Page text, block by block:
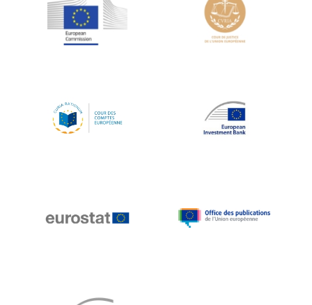
Jean-Louis Schiltz
Jean-Victor Louis
Johnny Åkerholm
Katharien L.C. Hunt
Klaus-Heiner Lehne